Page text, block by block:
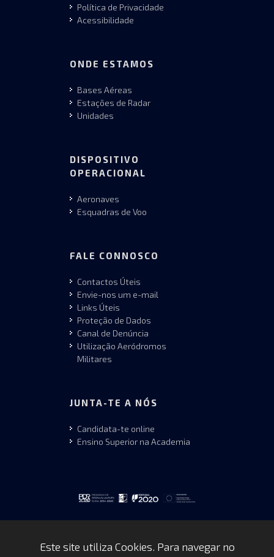
Política de Privacidade
Acessibilidade
ONDE ESTAMOS
Bases Aéreas
Estações de Radar
Unidades
DISPOSITIVO
OPERACIONAL
Aeronaves
Esquadras de Voo
FALE CONNOSCO
Contactos Úteis
Envie-nos um e-mail
Links Úteis
Proteção de Dados
Canal de Denúncia
Utilização Aeródromos
Militares
JUNTA-TE A NÓS
Candidata-te online
Ensino Superior na Academia
Este site utiliza Cookies. Para navegar no